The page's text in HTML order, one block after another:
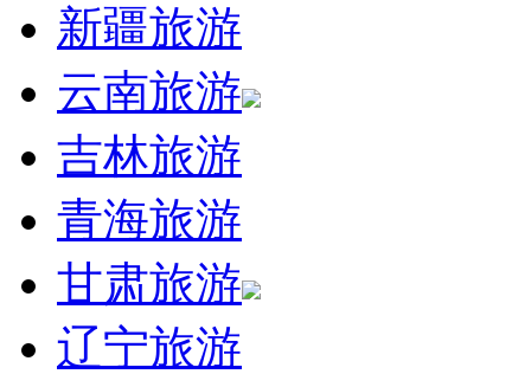
新疆旅游
云南旅游
吉林旅游
青海旅游
甘肃旅游
辽宁旅游